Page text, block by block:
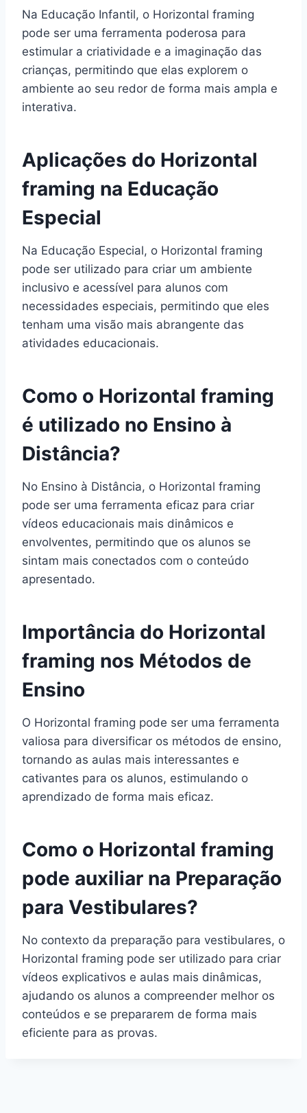
Na Educação Infantil, o Horizontal framing
pode ser uma ferramenta poderosa para
estimular a criatividade e a imaginação das
crianças, permitindo que elas explorem o
ambiente ao seu redor de forma mais ampla e
interativa.
Aplicações do Horizontal
framing na Educação
Especial
Na Educação Especial, o Horizontal framing
pode ser utilizado para criar um ambiente
inclusivo e acessível para alunos com
necessidades especiais, permitindo que eles
tenham uma visão mais abrangente das
atividades educacionais.
Como o Horizontal framing
é utilizado no Ensino à
Distância?
No Ensino à Distância, o Horizontal framing
pode ser uma ferramenta eficaz para criar
vídeos educacionais mais dinâmicos e
envolventes, permitindo que os alunos se
sintam mais conectados com o conteúdo
apresentado.
Importância do Horizontal
framing nos Métodos de
Ensino
O Horizontal framing pode ser uma ferramenta
valiosa para diversificar os métodos de ensino,
tornando as aulas mais interessantes e
cativantes para os alunos, estimulando o
aprendizado de forma mais eficaz.
Como o Horizontal framing
pode auxiliar na Preparação
para Vestibulares?
No contexto da preparação para vestibulares, o
Horizontal framing pode ser utilizado para criar
vídeos explicativos e aulas mais dinâmicas,
ajudando os alunos a compreender melhor os
conteúdos e se prepararem de forma mais
eficiente para as provas.